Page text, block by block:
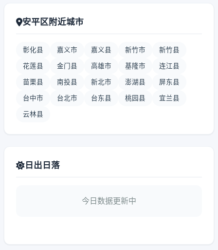
安平区附近城市
彰化县 嘉义市 嘉义县 新竹市 新竹县
花莲县 金门县 高雄市 基隆市 连江县
苗栗县 南投县 新北市 澎湖县 屏东县
台中市 台北市 台东县 桃园县 宜兰县
云林县
日出日落
今日数据更新中